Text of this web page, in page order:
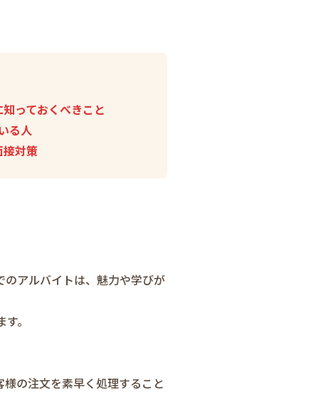
っておくべきこと
る人
対策
アルバイトは、魅力や学びが
。
の注文を素早く処理すること